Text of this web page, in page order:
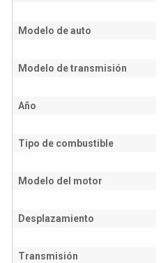
Modelo de auto
Modelo de transmisión
Año
Tipo de combustible
Modelo del motor
Desplazamiento
Transmisión